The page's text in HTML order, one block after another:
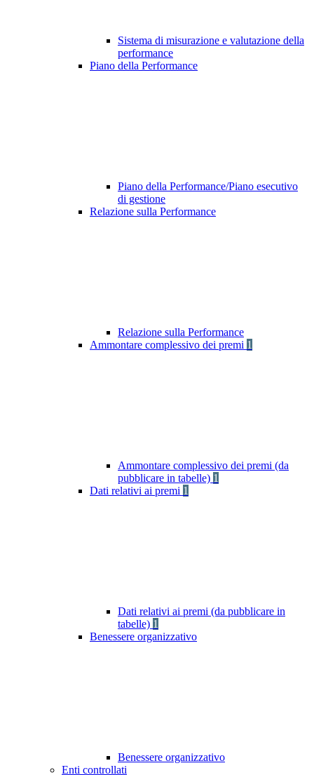
Sistema di misurazione e valutazione della
performance
Piano della Performance
Piano della Performance/Piano esecutivo
di gestione
Relazione sulla Performance
Relazione sulla Performance
Ammontare complessivo dei premi 1
Ammontare complessivo dei premi (da
pubblicare in tabelle) 1
Dati relativi ai premi 1
Dati relativi ai premi (da pubblicare in
tabelle) 1
Benessere organizzativo
Benessere organizzativo
Enti controllati